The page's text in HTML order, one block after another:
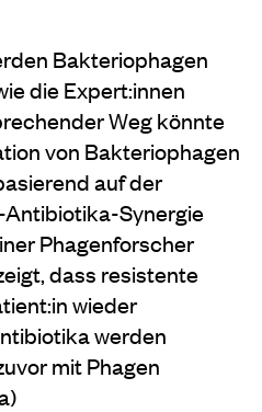
Bakteriophagen
die Expert:innen
Weg könnte
von Bakteriophagen
auf der
Synergie
Phagenforscher
dass resistente
wieder
werden
mit Phagen